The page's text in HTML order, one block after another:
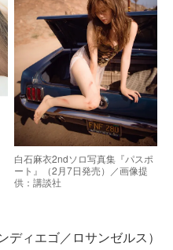
白石麻衣2ndソロ写真集『パスポ
ート』（2月7日発売）／画像提
供：講談社
ィエゴ／ロサンゼルス）